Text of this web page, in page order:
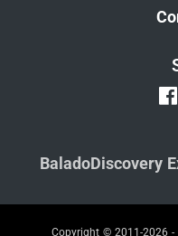
BaladoDiscovery
Copyright © 2011-2026 -